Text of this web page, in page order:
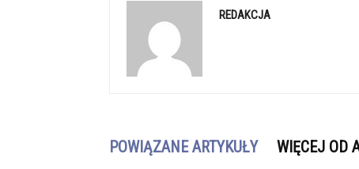
REDAKCJA
POWIĄZANE ARTYKUŁY WIĘCEJ OD